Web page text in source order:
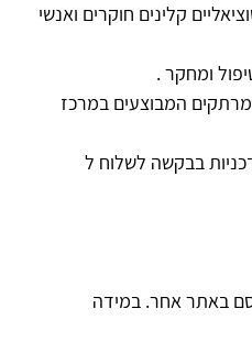
קלינים חוקרים ואנשי
ומחקר .
המבוצעים במרכז
בבקשה לשלוח ל
באתר אחר. במידה